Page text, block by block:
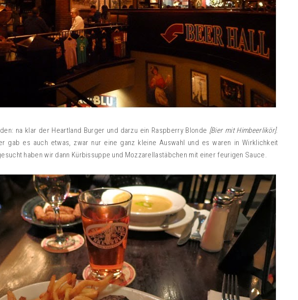
na klar der Heartland Burger und darzu ein Raspberry Blonde [Bier mit Himbeerlikör].
gab es auch etwas, zwar nur eine ganz kleine Auswahl und es waren in Wirklichkeit
haben wir dann Kürbissuppe und Mozzarellastäbchen mit einer feurigen Sauce.